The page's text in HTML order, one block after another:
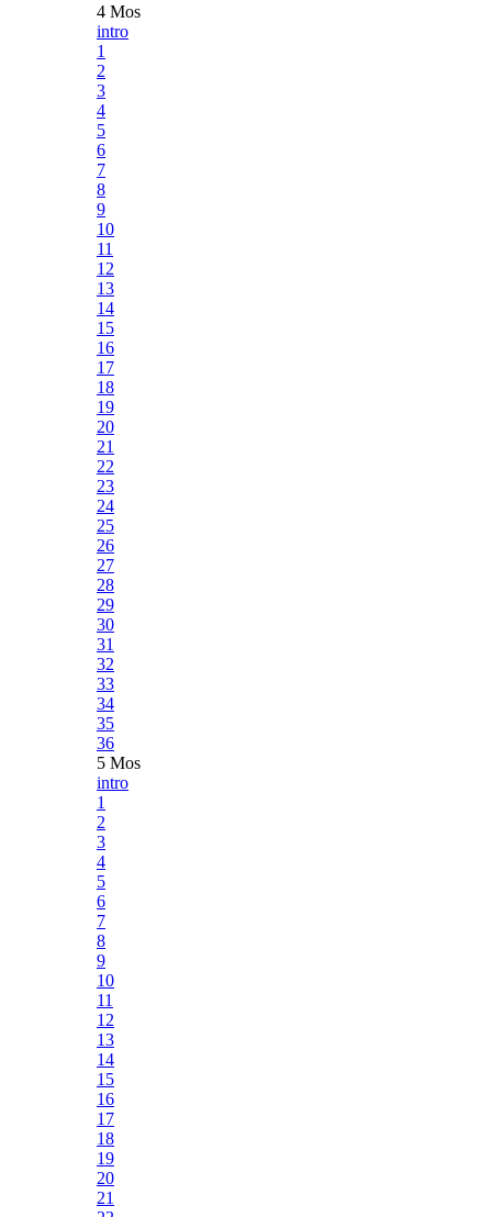
4 Mos
intro
1
2
3
4
5
6
7
8
9
10
11
12
13
14
15
16
17
18
19
20
21
22
23
24
25
26
27
28
29
30
31
32
33
34
35
36
5 Mos
intro
1
2
3
4
5
6
7
8
9
10
11
12
13
14
15
16
17
18
19
20
21